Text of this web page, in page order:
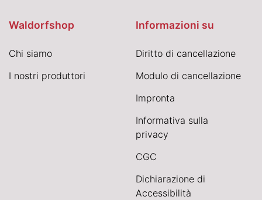
Waldorfshop
Chi siamo
I nostri produttori
Informazioni su
Diritto di cancellazione
Modulo di cancellazione
Impronta
Informativa sulla
privacy
CGC
Dichiarazione di
Accessibilità